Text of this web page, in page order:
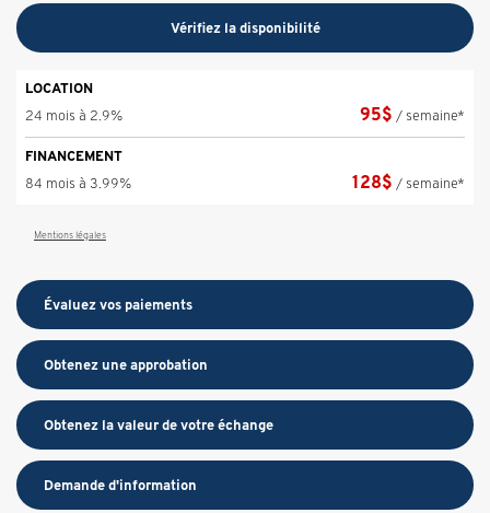
Vérifiez la disponibilité
LOCATION
24 mois à 2.9%
95$ / semaine*
FINANCEMENT
84 mois à 3.99%
128$ / semaine*
Mentions légales
Évaluez vos paiements
Obtenez une approbation
Obtenez la valeur de votre échange
Demande d'information